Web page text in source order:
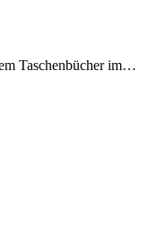
Taschenbücher im…